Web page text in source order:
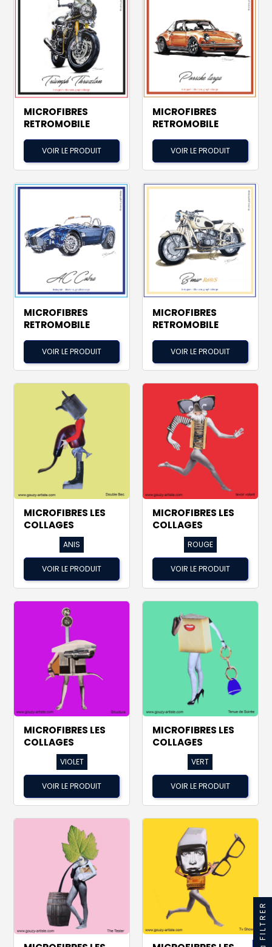
MICROFIBRES
RETROMOBILE
VOIR LE PRODUIT
MICROFIBRES
RETROMOBILE
VOIR LE PRODUIT
MICROFIBRES
RETROMOBILE
VOIR LE PRODUIT
MICROFIBRES
RETROMOBILE
VOIR LE PRODUIT
MICROFIBRES LES
COLLAGES
ANIS
VOIR LE PRODUIT
MICROFIBRES LES
COLLAGES
ROUGE
VOIR LE PRODUIT
MICROFIBRES LES
COLLAGES
VIOLET
VOIR LE PRODUIT
MICROFIBRES LES
COLLAGES
VERT
VOIR LE PRODUIT
FILTRER